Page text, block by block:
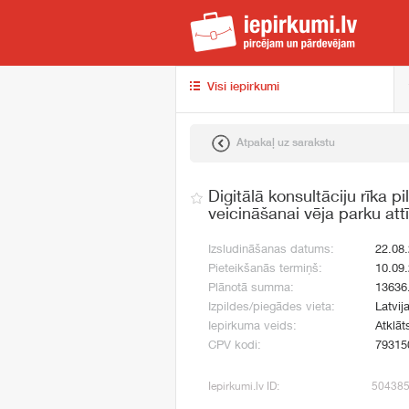
Visi iepirkumi
Atpakaļ uz sarakstu
Digitālā konsultāciju rīka
veicināšanai vēja parku
Izsludināšanas datums:
Pieteikšanās termiņš:
Plānotā summa:
Izpildes/piegādes vieta:
Iepirkuma veids:
CPV kodi:
Iepirkumi.lv ID: